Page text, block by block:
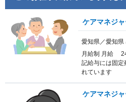
ケアマネジ
愛知県／愛知県
月給制 月給
記給与には固定
れています
ケアマネジ